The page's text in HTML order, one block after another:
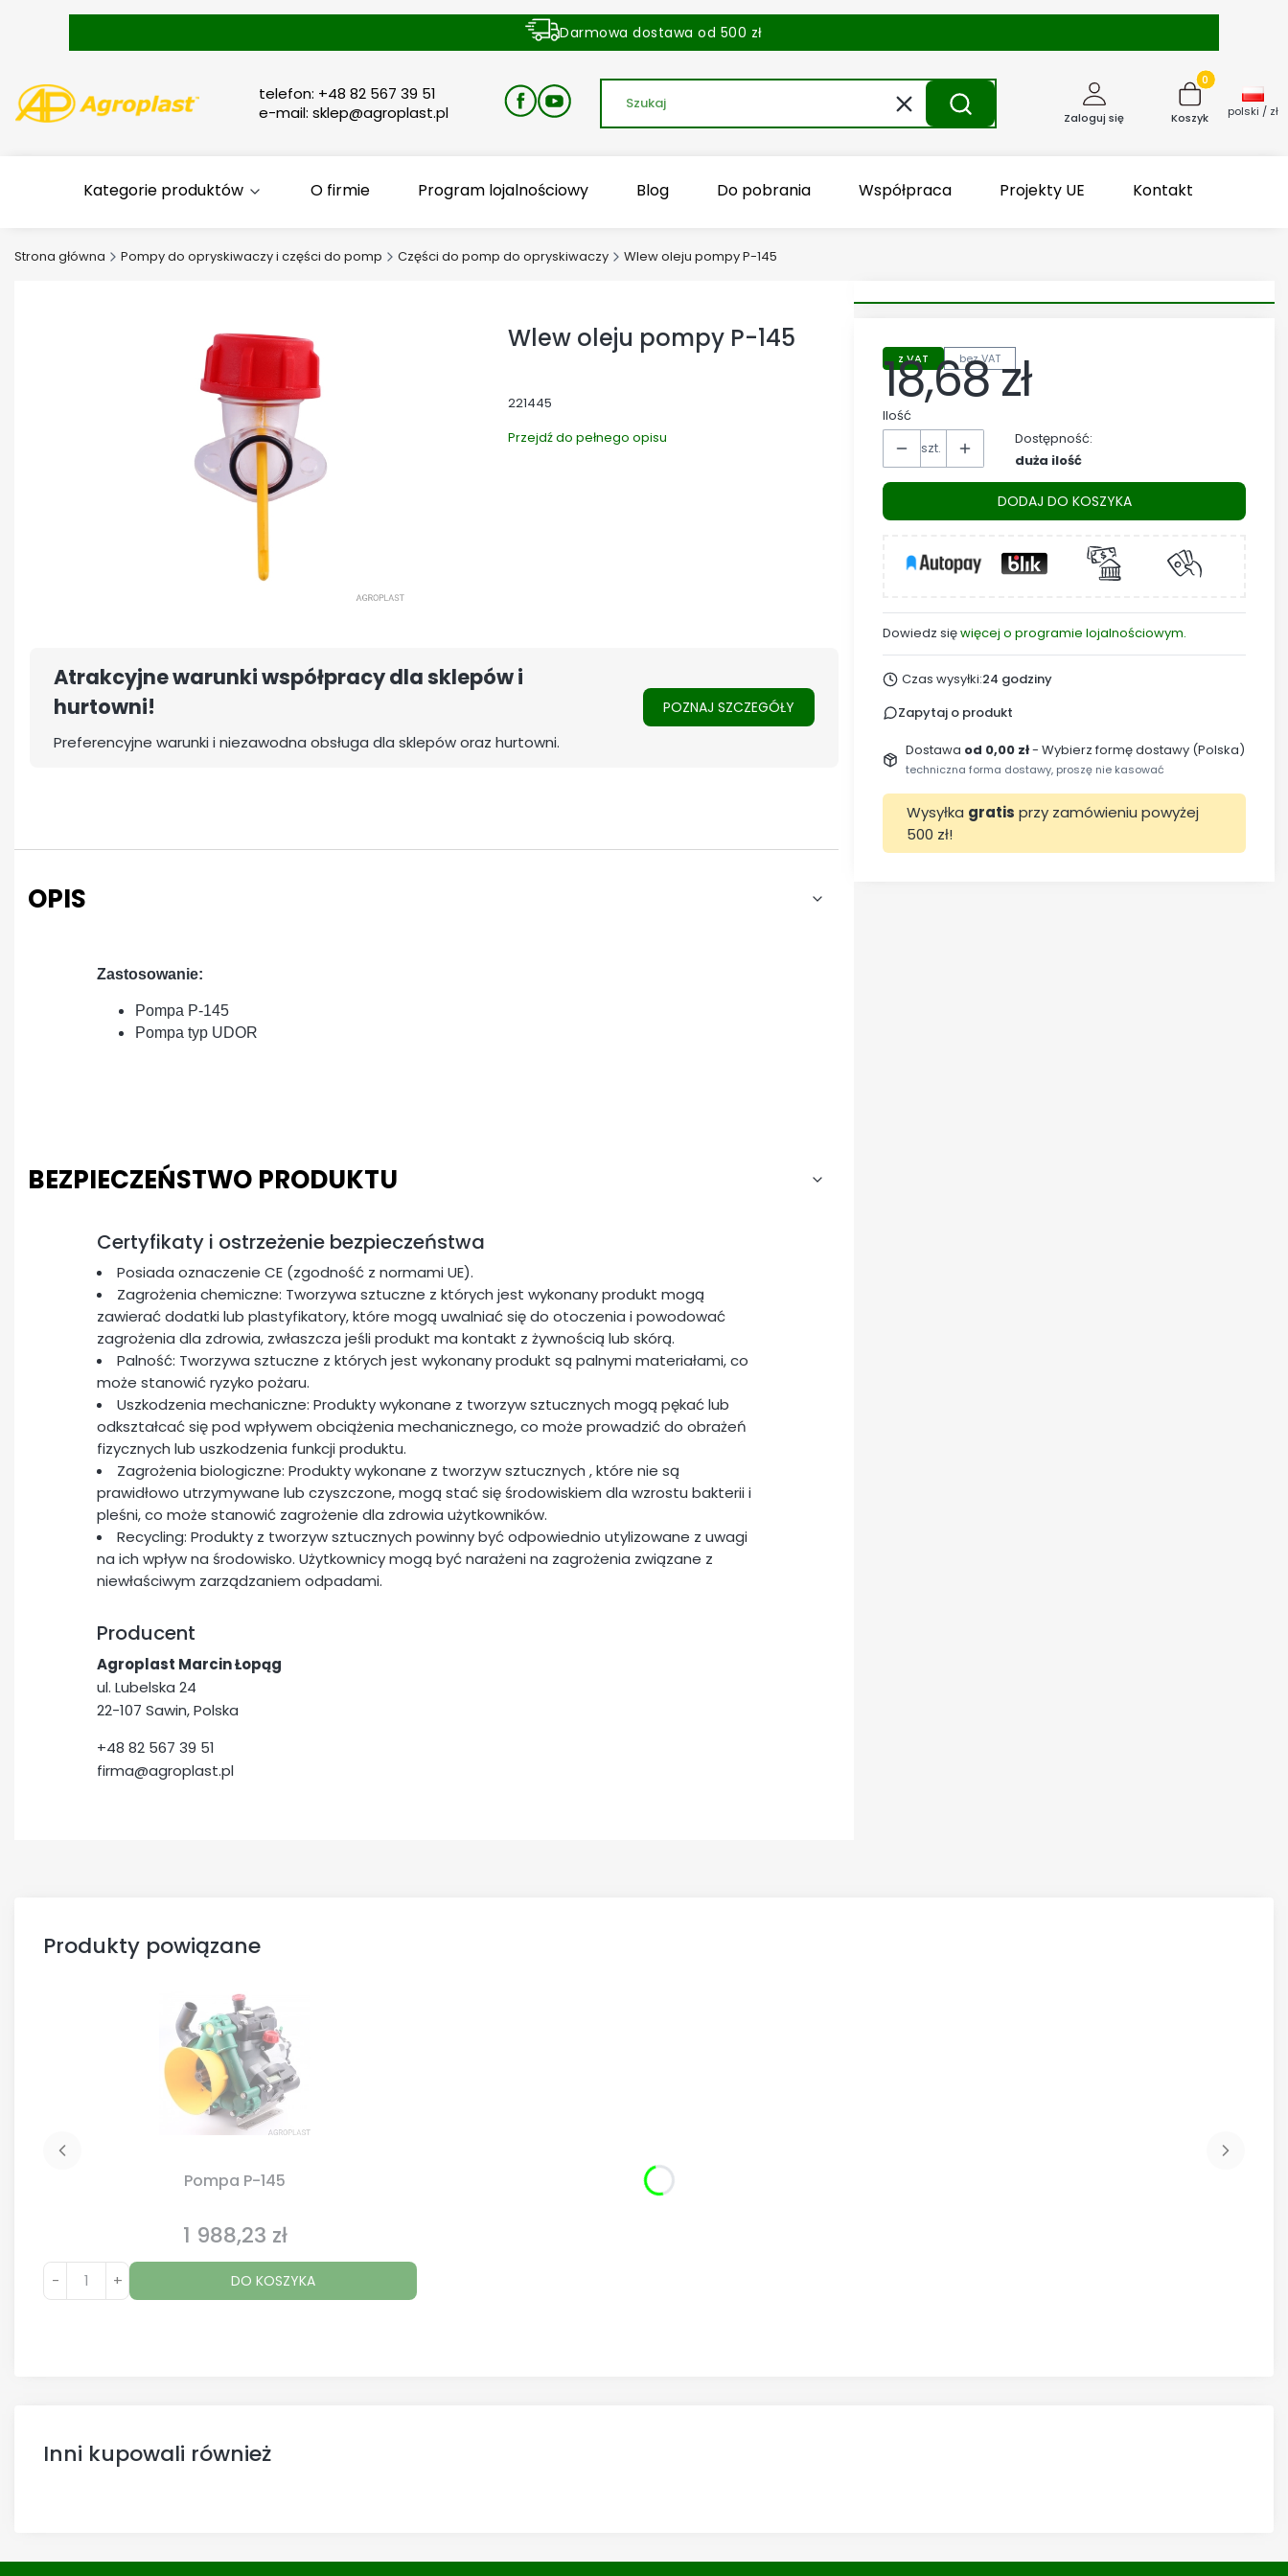
Darmowa dostawa od 500 zł
telefon: +48 82 567 39 51
e-mail: sklep@agroplast.pl
WyczyśćSzukaj Zaloguj się
Produkty w
Koszyk polski / zł
Kategorie produktów O firmie Program lojalnościowy Blog Do pobrania Współpraca Projekty UE Kontakt
Strona główna Pompy do opryskiwaczy i części do pomp Części do pomp do opryskiwaczy Wlew oleju pompy P-145
Wlew oleju pompy P-145
221445
Przejdź do pełnego opisu
Atrakcyjne warunki współpracy dla sklepów i
hurtowni!
Preferencyjne warunki i niezawodna obsługa dla sklepów oraz hurtowni.
POZNAJ SZCZEGÓŁY
OPIS
Zastosowanie:
Pompa P-145
Pompa typ UDOR
BEZPIECZEŃSTWO PRODUKTU
Certyfikaty i ostrzeżenie bezpieczeństwa
Posiada oznaczenie CE (zgodność z normami UE).
Zagrożenia chemiczne: Tworzywa sztuczne z których jest wykonany produkt mogą
zawierać dodatki lub plastyfikatory, które mogą uwalniać się do otoczenia i powodować
zagrożenia dla zdrowia, zwłaszcza jeśli produkt ma kontakt z żywnością lub skórą.
Palność: Tworzywa sztuczne z których jest wykonany produkt są palnymi materiałami, co
może stanowić ryzyko pożaru.
Uszkodzenia mechaniczne: Produkty wykonane z tworzyw sztucznych mogą pękać lub
odkształcać się pod wpływem obciążenia mechanicznego, co może prowadzić do obrażeń
fizycznych lub uszkodzenia funkcji produktu.
Zagrożenia biologiczne: Produkty wykonane z tworzyw sztucznych , które nie są
prawidłowo utrzymywane lub czyszczone, mogą stać się środowiskiem dla wzrostu bakterii i
pleśni, co może stanowić zagrożenie dla zdrowia użytkowników.
Recycling: Produkty z tworzyw sztucznych powinny być odpowiednio utylizowane z uwagi
na ich wpływ na środowisko. Użytkownicy mogą być narażeni na zagrożenia związane z
niewłaściwym zarządzaniem odpadami.
Producent
Agroplast Marcin Łopąg
ul. Lubelska 24
22-107 Sawin, Polska
+48 82 567 39 51
firma@agroplast.pl
z VAT bez VAT
Cena
18,68 zł
Ilość
szt.
Dostępność:
duża ilość
DODAJ DO KOSZYKA
Dowiedz sięwięcej o programie lojalnościowym.
Czas wysyłki:24 godziny
Zapytaj o produkt
Dostawa od 0,00 zł- Wybierz formę dostawy (Polska)
techniczna forma dostawy, proszę nie kasować
Wysyłka gratis przy zamówieniu powyżej
500 zł!
Produkty powiązane
Pompa P-145
Cena
1 988,23 zł
- + DO KOSZYKA
Inni kupowali również